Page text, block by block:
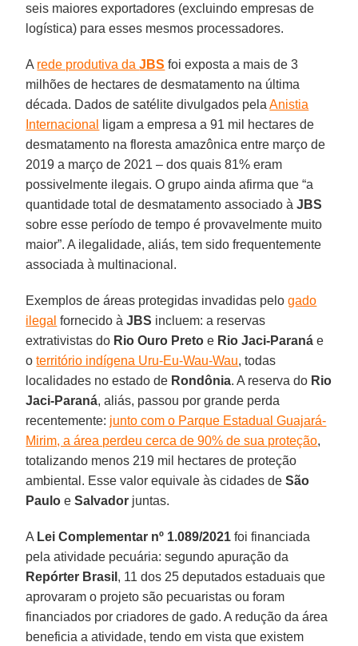
seis maiores exportadores (excluindo empresas de
logística) para esses mesmos processadores.
A rede produtiva daJBS foi exposta a mais de 3
milhões de hectares de desmatamento na última
década. Dados de satélite divulgados pelaAnistia
Internacional
ligam a empresa a 91 mil hectares de
desmatamento na floresta amazônica entre março de
2019 a março de 2021 – dos quais 81% eram
possivelmente ilegais. O grupo ainda afirma que “a
quantidade total de desmatamento associado àJBS
sobre esse período de tempo é provavelmente muito
maior”. A ilegalidade, aliás, tem sido frequentemente
associada à multinacional.
Exemplos de áreas protegidas invadidas pelogado
ilegal fornecido àJBS incluem: a reservas
extrativistas do Rio Ouro Preto e Rio Jaci-Paraná e
oterritório indígena Uru-Eu-Wau-Wau, todas
localidades no estado de Rondônia. A reserva do Rio
Jaci-Paraná, aliás, passou por grande perda
recentemente: junto com o Parque Estadual Guajará-
Mirim, a área perdeu cerca de 90% de sua proteção,
totalizando menos 219 mil hectares de proteção
ambiental. Esse valor equivale às cidades deSão
Paulo eSalvador juntas.
A Lei Complementar nº 1.089/2021 foi financiada
pela atividade pecuária: segundo apuração da
Repórter Brasil , 11 dos 25 deputados estaduais que
aprovaram o projeto são pecuaristas ou foram
financiados por criadores de gado. A redução da área
beneficia a atividade, tendo em vista que existem